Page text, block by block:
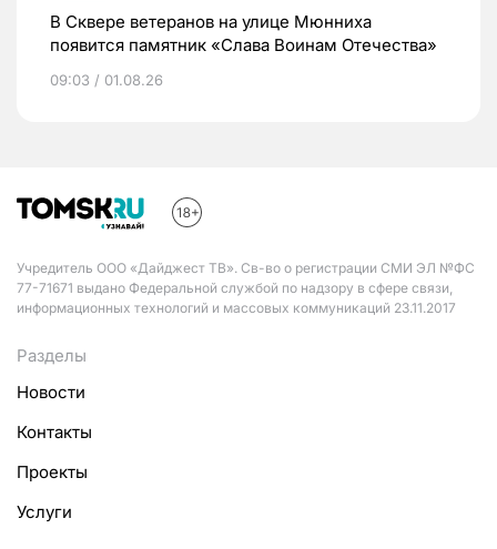
В Сквере ветеранов на улице Мюнниха
появится памятник «Слава Воинам Отечества»
09:03 / 01.08.26
Учредитель ООО «Дайджест ТВ». Св-во о регистрации СМИ ЭЛ №ФС
77-71671 выдано Федеральной службой по надзору в сфере связи,
информационных технологий и массовых коммуникаций 23.11.2017
Разделы
Новости
Контакты
Проекты
Услуги